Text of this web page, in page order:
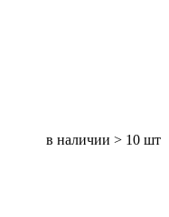
в наличии > 10 шт